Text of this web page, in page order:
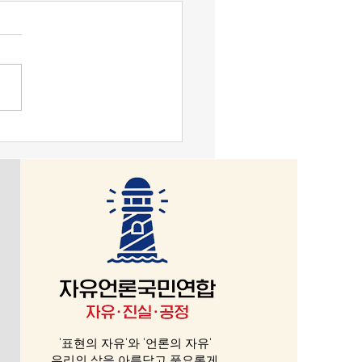
성명] 더불어민주당은
부는 재의를 요구하여
정을 당론으로 재확인하면
이번주 안에 본회의 처리를
예고하였다. 오는 10월 2일
법과 중수청법이 시행되면
직접수사권이 전면 배제되
'표현의 자유'와 '언론의 자유'